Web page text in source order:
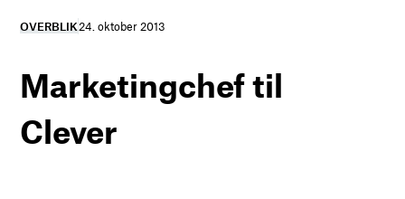
OVERBLIK24. oktober 2013
Marketingchef til
Clever